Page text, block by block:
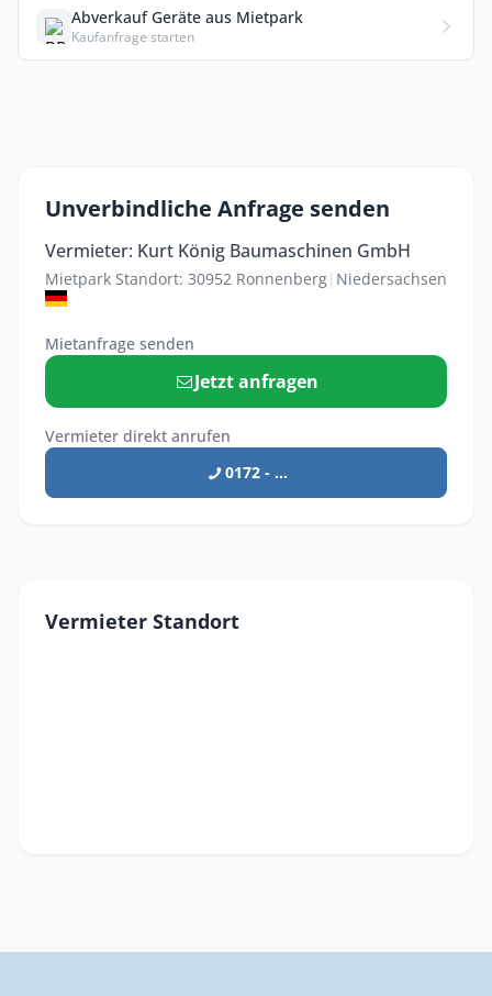
Abverkauf Geräte aus Mietpark
Kaufanfrage starten
Unverbindliche Anfrage senden
Vermieter: Kurt König Baumaschinen GmbH
Mietpark Standort: 30952 Ronnenberg| Niedersachsen
Mietanfrage senden
Jetzt anfragen
Vermieter direkt anrufen
0172 - ...
Vermieter Standort